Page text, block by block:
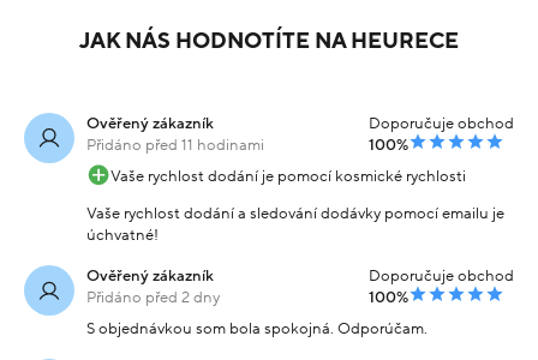
JAK NÁS HODNOTÍTE NA HEURECE
Ověřený zákazník
Přidáno před 11 hodinami
Doporučuje obchod
100%
Vaše rychlost dodání je pomocí kosmické rychlosti
Vaše rychlost dodání a sledování dodávky pomocí emailu je
úchvatné!
Ověřený zákazník
Přidáno před 2 dny
Doporučuje obchod
100%
S objednávkou som bola spokojná. Odporúčam.